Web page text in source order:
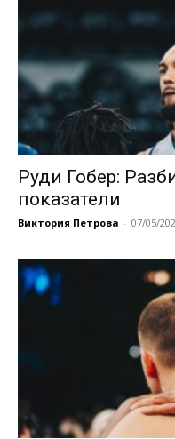
Руди Гобер:
показатели
Виктория Петрова - 07/05/